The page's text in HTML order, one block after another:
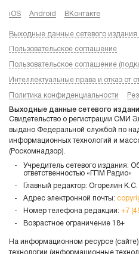
iOS Android ВКонтакте
Выходные данные сетевого издания
Пользовательское соглашение
Пользовательское соглашение
Интеллектуальные права и отказ от
Политика конфиденциальности
Выходные данные сетевого
Свидетельство о регистрации СМИ
выдано Федеральной службой по
информационных технологий и
(Роскомнадзор).
Учредитель сетевого издания:
ответственностью «ГПМ Радио»
Главный редактор: Огорелин К.С.
Адрес электронной почты:
Номер телефона редакции: +7
Возрастное ограничение 18+
На информационном ресурсе
технологии (информационные